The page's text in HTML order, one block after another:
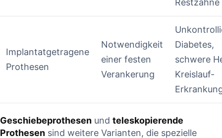
Restzähne
Implantatgetragene
‍Prothesen
Notwendigkeit
einer festen
Verankerung
Diabetes,
schwere
Kreislauf-
Geschiebeprothesen und teleskopierende​
Prothesen ​sind⁣ weitere ⁤Varianten,‌ die spezielle